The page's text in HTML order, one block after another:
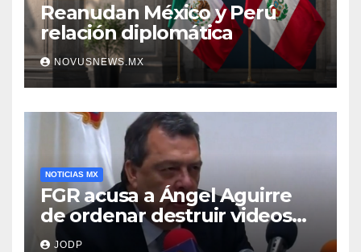
Reanudan México y Perú
relación diplomática
NOVUSNEWS.MX
NOTICIAS MX
FGR acusa a Ángel Aguirre
de ordenar destruir videos
clave del caso Ayotzinapa
JODP